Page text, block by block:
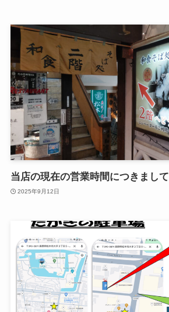
当店の現在の営業時間につきまして
2025年9月12日